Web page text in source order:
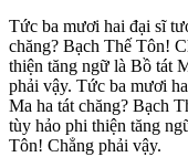
Tức ba mươi hai đại sĩ
chăng? Bạch Thế Tôn!
thiện tăng ngữ là Bồ tát
phải vậy. Tức ba mươi
Ma ha tát chăng? Bạch
tùy hảo phi thiện tăng
Tôn! Chẳng phải vậy.